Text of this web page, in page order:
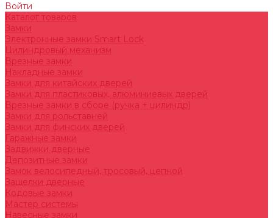
Войти
Каталог товаров
Замки
Электронные замки Smart Lock
Цилиндровый механизм
Врезные замки
Накладные замки
Замки для китайских дверей
Замки для пластиковых, алюминиевых дверей
Врезные замки в сборе (ручка + цилиндр)
Замки для рольставней
Замки для финских дверей
Гаражные замки
Задвижки дверные
Депозитные замки
Замок велосипедный, тросовый, цепной
Защелки дверные
Кодовые замки
Мастер системы
Навесные замки